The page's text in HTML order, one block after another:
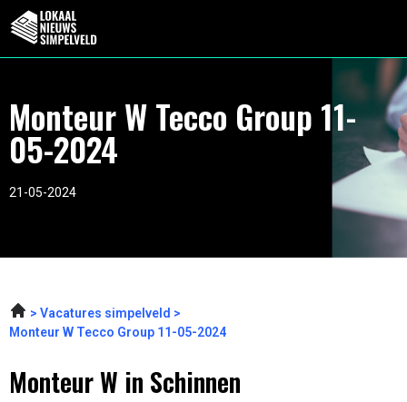
Monteur W Tecco Group 11-
05-2024
21-05-2024
Vacatures simpelveld
Monteur W Tecco Group 11-05-2024
Monteur W in Schinnen